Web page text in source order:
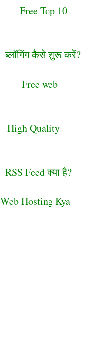
Free Top 10
ब्लॉगिंग कैसे शुरू करें?
Free web
High Quality
RSS Feed क्या है?
Web Hosting Kya